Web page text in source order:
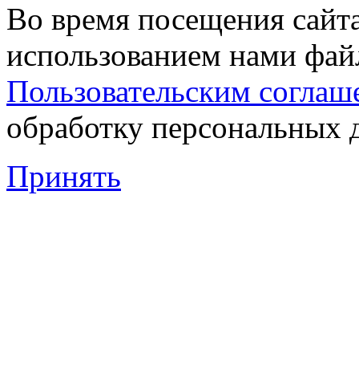
Во время посещения
использованием нами
Пользовательским
обработку персональных
Принять